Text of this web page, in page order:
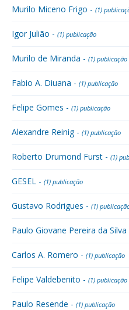
Murilo Miceno Frigo - (1)
Igor Julião - (1) publicação
Murilo de Miranda - (1) publicação
Fabio A. Diuana - (1) publicação
Felipe Gomes - (1) publicação
Alexandre Reinig - (1) publicação
Roberto Drumond Furst - (1)
GESEL - (1) publicação
Gustavo Rodrigues - (1)
Paulo Giovane Pereira da Silva
Carlos A. Romero - (1) publicação
Felipe Valdebenito - (1) publicação
Paulo Resende - (1) publicação